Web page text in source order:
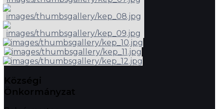
Községi
Önkormányzat